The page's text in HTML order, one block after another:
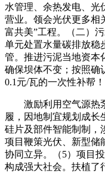
水管理、余热发电、光
营业。领会光伏更多相
富共美”工程。（二）
单元处置水量碳排放稳
管。推进污泥当地资本
确保坝体不变；按照确
0.1元/瓦的一次性补帮！
激励利用空气源热泵
履，因地制宜规划成长
硅片及部件智能制制，
项目鞭策光伏、新型储
协同立异。（5）项目
构成强大社会。扶植了